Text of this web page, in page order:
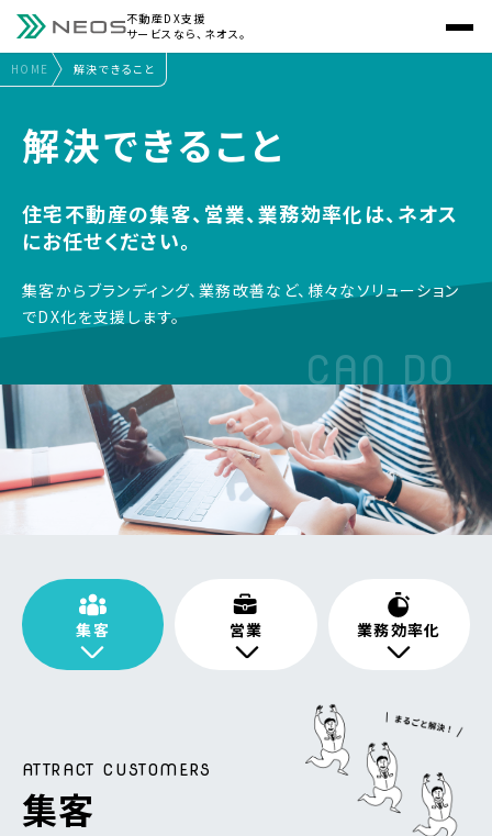
不動産DX支援
サービスなら、ネオス。
HOME 解決できること
解決できること
CAN DO
住宅不動産の集客、営業、業務効率化は、ネオス
にお任せください。
集客からブランディング、業務改善など、 様々なソリューション
でDX化を支援します。
集客 営業 業務効率化
ATTRACT CUSTOMERS
集客